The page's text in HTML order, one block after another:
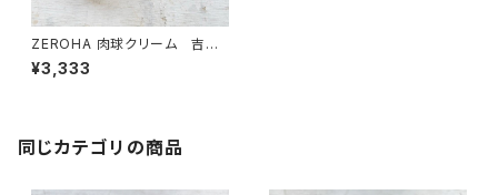
ZEROHA 肉球クリーム 吉野
ひのきの香りタイプ 犬猫用
約33g
¥3,333
同じカテゴリの商品